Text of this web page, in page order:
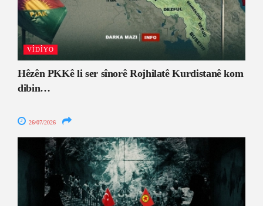
VÎDÎYO
Hêzên PKKê li ser sînorê Rojhilatê Kurdistanê kom
dibin…
26/07/2026